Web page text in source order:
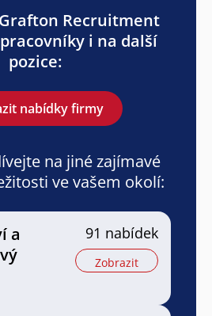
Recruitment
i na další
pozice:
nabídky firmy
na jiné zajímavé
ve vašem okolí:
a
91 nabídek
Zobrazit